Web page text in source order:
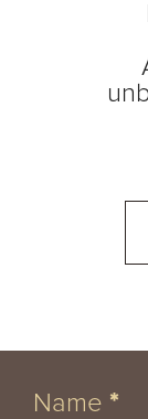
Section
Name *